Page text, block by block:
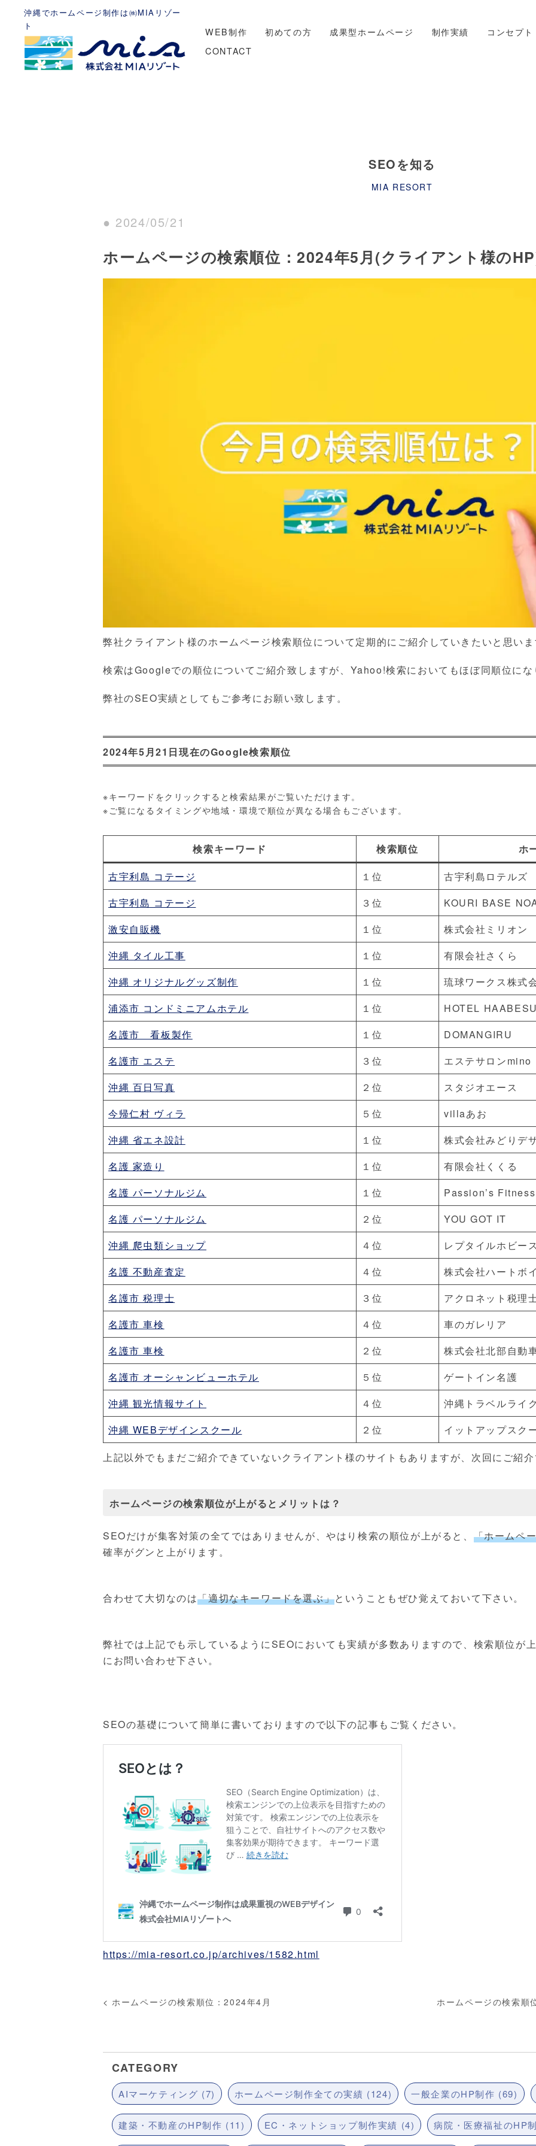
沖縄でホームページ制作は㈱MIAリゾー
ト
WEB制作 初めての方 成果型ホームページ 制作実績 コンセプト
CONTACT
SEOを知る
MIA RESORT
● 2024/05/21
ホームページの検索順位：2024年5月(クライアント様の
弊社クライアント様のホームページ検索順位について定期的にご紹介していきたいと思いま
検索はGoogleでの順位についてご紹介致しますが、Yahoo!検索においてもほぼ同順位にな
弊社のSEO実績としてもご参考にお願い致します。
2024年5月21日現在のGoogle検索順位
※キーワードをクリックすると検索結果がご覧いただけます。
※ご覧になるタイミングや地域・環境で順位が異なる場合もございます。
検索キーワード 検索順位
ホ
古宇利島 コテージ
１位
古宇利島ロテルズ
古宇利島 コテージ
３位
KOURI BASE
激安自販機
１位
株式会社ミリオン
沖縄 タイル工事
１位
有限会社さくら
沖縄 オリジナルグッズ制作
１位
琉球ワークス株式
浦添市 コンドミニアムホテル
１位
HOTEL
名護市 看板製作
１位
DOMANGIRU
名護市 エステ
３位
エステサロンmino
沖縄 百日写真
２位
スタジオエース
今帰仁村 ヴィラ
５位
villaあお
沖縄 省エネ設計
１位
株式会社みどりデ
名護 家造り
１位
有限会社くくる
名護 パーソナルジム
１位
Passion’s Fitness
名護 パーソナルジム
２位
YOU GOT IT
沖縄 爬虫類ショップ
４位
レプタイルホビー
名護 不動産査定
４位
株式会社ハートボ
名護市 税理士
３位
アクロネット税理
名護市 車検
４位
車のガレリア
名護市 車検
２位
株式会社北部自動
名護市 オーシャンビューホテル
５位
ゲートイン名護
沖縄 観光情報サイト
４位
沖縄トラベルライ
沖縄 WEBデザインスクール
２位
イットアップスク
上記以外でもまだご紹介できていないクライアント様のサイトもありますが、次回にご紹介
ホームページの検索順位が上がるとメリットは？
SEOだけが集客対策の全てではありませんが、やはり検索の順位が上がると、 「ホームペ
確率がグンと上がります。
合わせて大切なのは「適切なキーワードを選ぶ」ということもぜひ覚えておいて下さい。
弊社では上記でも示しているようにSEOにおいても実績が多数ありますので、検索順位が
にお問い合わせ下さい。
SEOの基礎について簡単に書いておりますので以下の記事もご覧ください。
https://mia-resort.co.jp/archives/1582.html
< ホームページの検索順位：2024年4月 ホームページの検索順
CATEGORY
AIマーケティング (7) ホームページ制作全ての実績 (124) 一般企業のHP制作 (69)
建築・不動産のHP制作 (11) EC・ネットショップ制作実績 (4) 病院・医療福祉のHP